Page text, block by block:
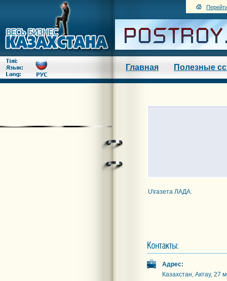
Главная Полезные
U\газета ЛАДА.
Адрес:
Казахстан, Актау, 27